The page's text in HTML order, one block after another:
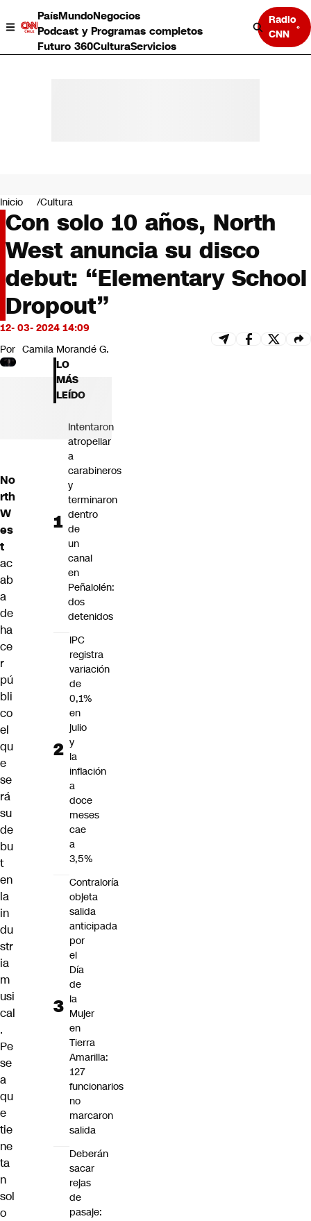
PaísMundoNegocios
Podcast y Programas completos
Futuro 360CulturaServicios
Radio
CNN
Negocios
Deportes
Programas completos
Cultura
Servicios
Bits
CNN tiempo
Futuro 360
Inicio Cultura
Con solo 10 años, North
West anuncia su disco
debut: “Elementary School
Dropout”
12- 03- 2024 14:09
Por Camila Morandé G.
No
rth
W
es
t
ac
ab
a
de
ha
ce
r
pú
bli
co
el
qu
e
se
rá
su
de
bu
t
en
la
in
du
str
ia
m
usi
cal
.
Pe
se
a
qu
e
tie
ne
ta
n
sol
o
LO
MÁS
LEÍDO
Intentaron
atropellar
a
carabineros
y
terminaron
dentro
de
un
canal
en
Peñalolén:
dos
detenidos
IPC
registra
variación
de
0,1%
en
julio
y
la
inflación
a
doce
meses
cae
a
3,5%
Contraloría
objeta
salida
anticipada
por
el
Día
de
la
Mujer
en
Tierra
Amarilla:
127
funcionarios
no
marcaron
salida
Deberán
sacar
rejas
de
pasaje: